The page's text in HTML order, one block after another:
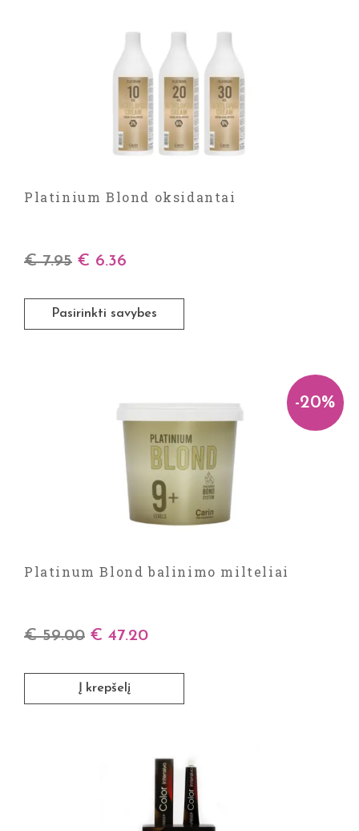
Platinium Blond oksidantai
€7.95 € 6.36
Pasirinkti savybes
-20%
Platinum Blond balinimo milteliai
€59.00 € 47.20
Į krepšelį